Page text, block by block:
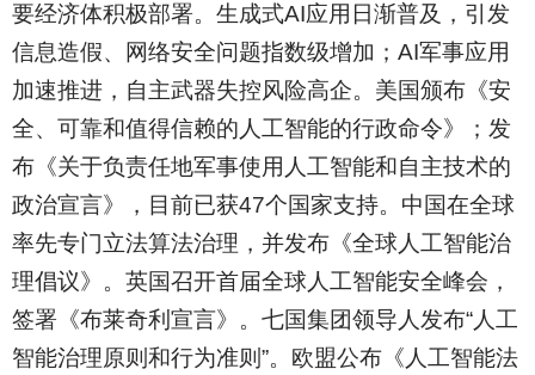
要经济体积极部署。生成式AI应用日渐普及，引发
信息造假、网络安全问题指数级增加；AI军事应用
加速推进，自主武器失控风险高企。美国颁布《安
全、可靠和值得信赖的人工智能的行政命令》；发
布《关于负责任地军事使用人工智能和自主技术的
政治宣言》，目前已获47个国家支持。中国在全球
率先专门立法算法治理，并发布《全球人工智能治
理倡议》。英国召开首届全球人工智能安全峰会，
签署《布莱奇利宣言》。七国集团领导人发布“人工
智能治理原则和行为准则”。欧盟公布《人工智能法